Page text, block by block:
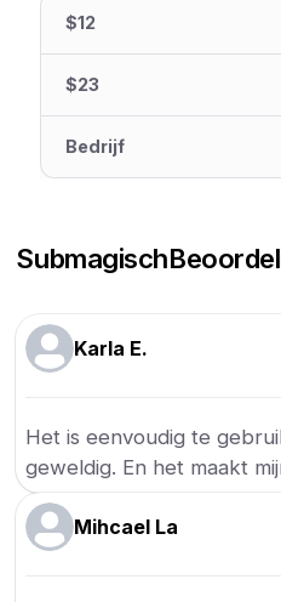
$12
$23
Bedrijf
Submagisch
Karla E.
Het is eenvoudig te
geweldig. En het maakt
Mihcael La